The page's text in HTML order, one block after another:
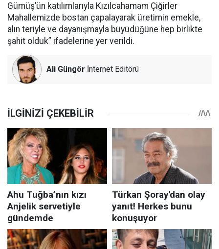
Gümüş’ün katılımlarıyla Kızılcahamam Çiğirler
Mahallemizde bostan çapalayarak üretimin emekle,
alın teriyle ve dayanışmayla büyüdüğüne hep birlikte
şahit olduk” ifadelerine yer verildi.
Ali Güngör İnternet Editörü